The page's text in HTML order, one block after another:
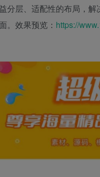
分层、适配性的布局，
。效果预览： https://